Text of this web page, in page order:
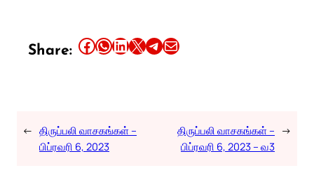
Share: Share this article on Facebook Share this article on WhatsApp Share this article on LinkedIn Share this article on X Share this article on TelegramEmail this Article
← திருப்பலி வாசகங்கள் –
பிப்ரவரி 6, 2023
திருப்பலி வாசகங்கள் –
பிப்ரவரி 6, 2023 – வ3
→